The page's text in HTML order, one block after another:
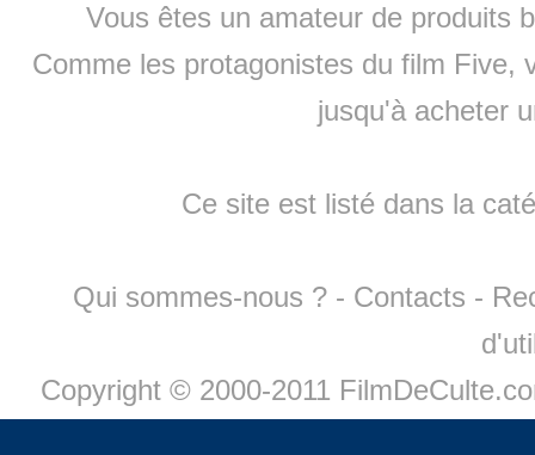
Vous êtes un amateur de produits
Comme les protagonistes du film Five,
jusqu'à acheter
Ce site est listé dans la
Qui sommes-nous ? - Contacts -
Copyright © 2000-2011